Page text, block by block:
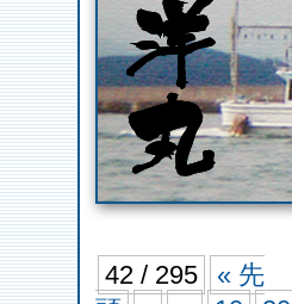
42 / 295
« 先